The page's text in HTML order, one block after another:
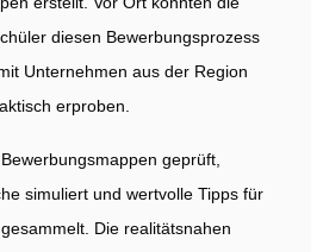
diesen Bewerbungsprozess
Unternehmen aus der Region
erproben.
geprüft,
simuliert und wertvolle Tipps für
Die realitätsnahen